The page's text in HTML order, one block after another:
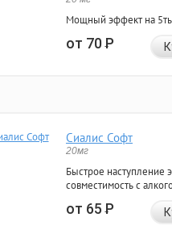
Мощный эффект на 5ть
от 70Р
Сиалис Софт
20мг
Быстрое наступление
совместимость с
от 65Р